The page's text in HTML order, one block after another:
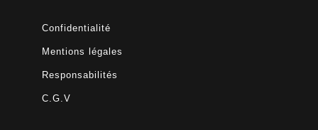
Confidentialité
Mentions légales
Responsabilités
C.G.V